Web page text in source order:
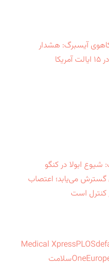
آیسبرگ: هشدار
ابولا در کنگو
گسترش می‌یابد؛ اعتصاب
کنترل است
Medical XpressPLOS
Oneسلامت